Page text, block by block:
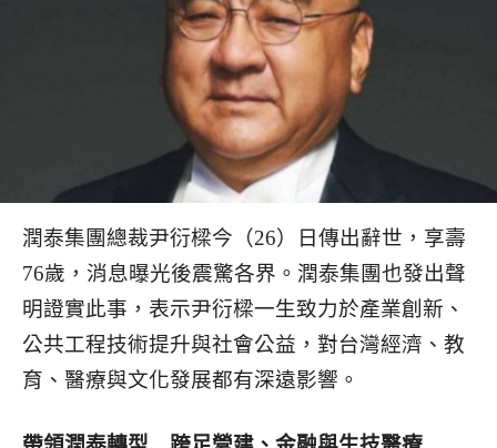
潤泰集團總裁尹衍樑今（26）日傳出辭世，享壽
76歲，消息曝光後震驚各界。潤泰集團也發出聲
明證實此事，表示尹衍樑一生致力於產業創新、
公共工程技術提升與社會公益，對台灣經濟、教
育、醫療與文化發展都有深遠影響。